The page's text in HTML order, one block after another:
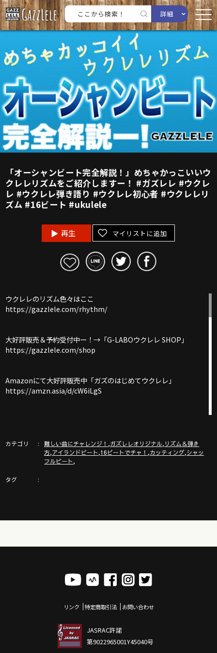
詳細
「オーシャンビート完全解説！」めちゃかっこいいウ
クレレリズムをご紹介しますー！ #ガズレレ #ウクレ
レ #ウクレレ弾き語り #ウクレレ初心者 #ウクレレリ
ズム #16ビート #ukulele
再生 マイリストに追加
ウクレレのリズム色々はここ
https://gazzlele.com/rhythm/
大好評販売＆予約受付中ー！→「G-LABOウクレレ SHOP」
https://gazzlele.com/shop
Amazonにて大好評販売中「ガズのはじめてウクレレ」
https://amzn.asia/d/cW6iLgS
https://gazzlele.com/beginner/
https://youtu.be/p-gFoETga0A
https://gazzlele.com/haishin2022/
https://www.youtube.com/channel/
ガズレレ毛糸ストラップや水引などのガズレレグッズはここ
https://gazzlele.com/goods
カテゴリ 難しい曲にチャレンジ！ ,ガズレレオリジナル, リズム＆弾き
方,アイランドビート,16ビートでチャ！ ,カッティング,シャッ
フルビート,
タグ
リンク 特定商取引法 お問い合わせ
JASRAC許諾
第9022965001Y45040号